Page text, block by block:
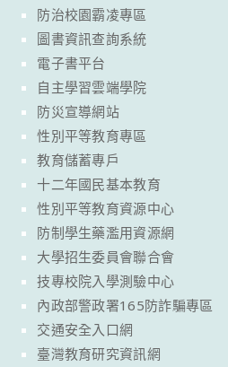
防治校園霸凌專區
圖書資訊查詢系統
電子書平台
自主學習雲端學院
防災宣導網站
性別平等教育專區
教育儲蓄專戶
十二年國民基本教育
性別平等教育資源中心
防制學生藥濫用資源網
大學招生委員會聯合會
技專校院入學測驗中心
內政部警政署165防詐騙專區
交通安全入口網
臺灣教育研究資訊網